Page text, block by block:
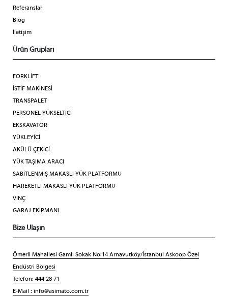
Referanslar
Blog
İletişim
Ürün Grupları
FORKLİFT
İSTİF MAKİNESİ
TRANSPALET
PERSONEL YÜKSELTİCİ
EKSKAVATÖR
YÜKLEYİCİ
AKÜLÜ ÇEKİCİ
YÜK TAŞIMA ARACI
SABİTLENMİŞ MAKASLI YÜK PLATFORMU
HAREKETLİ MAKASLI YÜK PLATFORMU
VİNÇ
GARAJ EKİPMANI
Bize Ulaşın
Ömerli Mahallesi Gamlı Sokak No:14 Arnavutköy/İstanbul Askoop Özel
Endüstri Bölgesi
Telefon: 444 28 71
E-Mail : info@asimato.com.tr